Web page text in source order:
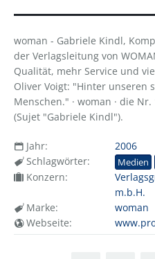
woman - Gabriele Kindl,
der Verlagsleitung von
Qualität, mehr Service und
Oliver Voigt: "Hinter unseren
Menschen." · woman · die
(Sujet "Gabriele Kindl").
Jahr:
2006
Schlagwörter:
Medien
Konzern:
m.b.H.
Marke:
woman
Webseite: